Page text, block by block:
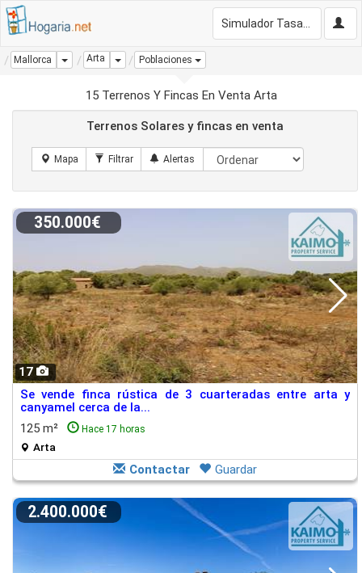
Mallorca Dropdown
Arta Dropdown
Poblaciones
15 Terrenos Y Fincas En Venta Arta
Terrenos Solares y fincas en venta
17
350.000€
Se vende finca rústica de 3 cuarteradas entre arta y
canyamel cerca de la...
125 m²
Hace 17 horas
Arta
Contactar Guardar
2.400.000€